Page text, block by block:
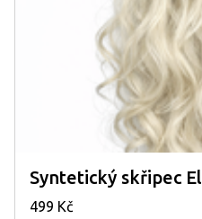
Syntetický skřipec
499 Kč